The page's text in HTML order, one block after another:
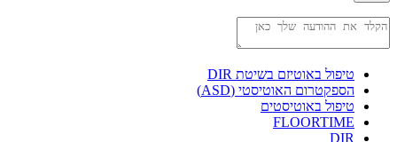
טיפול באוטיזם בשיטת DIR
הספקטרום האוטיסטי (ASD)
טיפול באוטיסטים
FLOORTIME
DIR